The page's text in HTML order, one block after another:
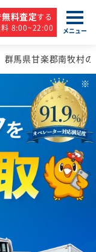
無料査定する
料 8:00~22:00
メニュー
群馬県甘楽郡南牧村